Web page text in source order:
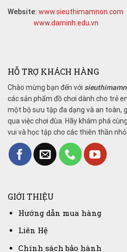
Website: www.sieuthimamnon.com
www.daminh.edu.vn
HỖ TRỢ KHÁCH HÀNG
Chào mừng bạn đến với
các sản phẩm đồ chơi dành cho trẻ
một bộ sưu tập đa dạng và an toàn,
qua việc chơi đùa. Hãy khám phá
vui và học tập cho các thiên thần nhỏ
GIỚI THIỆU
Hướng dẫn mua hàng
Liên Hệ
Chính sách bảo hành